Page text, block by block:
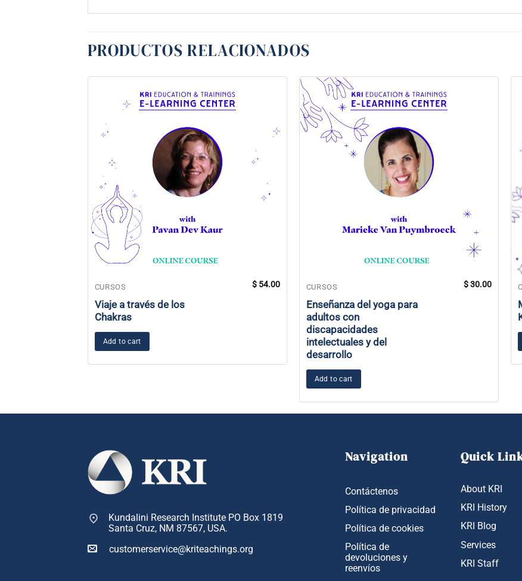
PRODUCTOS RELACIONADOS
CURSOS
Viaje a través de los
Chakras
$ 54.00
Add to cart
CURSOS
Enseñanza del yoga para
adultos con
discapacidades
intelectuales y del
desarrollo
$30.00
Add to cart
Kundalini Research Institute PO Box 1819
Santa Cruz, NM 87567, USA.
customerservice@kriteachings.org
Navigation
Contáctenos
Política de privacidad
Política de cookies
Política de
devoluciones y
reenvíos
Quick
About KRI
KRI History
KRI Blog
Services
KRI Staff